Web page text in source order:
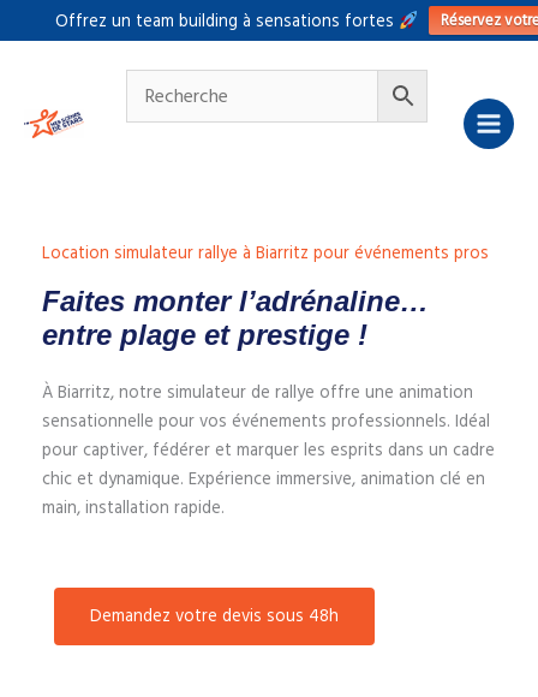
Offrez un team building à sensations fortes Réservez
au
Location simulateur rallye à Biarritz pour événements pros
Faites monter l’adrénaline…
entre plage et prestige !
À Biarritz, notre simulateur de rallye offre une animation
sensationnelle pour vos événements professionnels. Idéal
pour captiver, fédérer et marquer les esprits dans un cadre
chic et dynamique. Expérience immersive, animation clé en
main, installation rapide.
Demandez votre devis sous 48h